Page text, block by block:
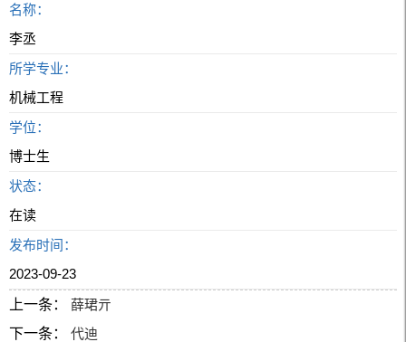
名称：
李丞
所学专业：
机械工程
学位：
博士生
状态：
在读
发布时间：
2023-09-23
上一条：
薛珺亓
下一条：
代迪